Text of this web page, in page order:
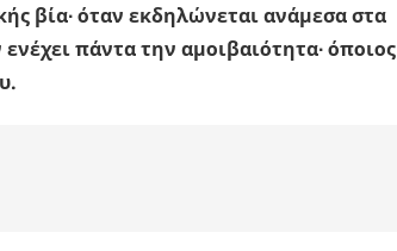
βία∙ όταν εκδηλώνεται ανάμεσα στα
πάντα την αμοιβαιότητα∙ όποιος